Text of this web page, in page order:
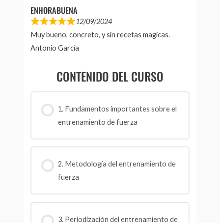
ENHORABUENA
12/09/2024
Muy bueno, concreto, y sin recetas magicas.
Antonio García
CONTENIDO DEL CURSO
1. Fundamentos importantes sobre el
entrenamiento de fuerza
2. Metodología del entrenamiento de
fuerza
3. Periodización del entrenamiento de